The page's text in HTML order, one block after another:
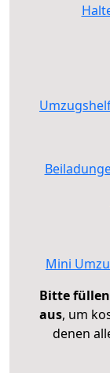
Mini
Bitte
aus, um
denen